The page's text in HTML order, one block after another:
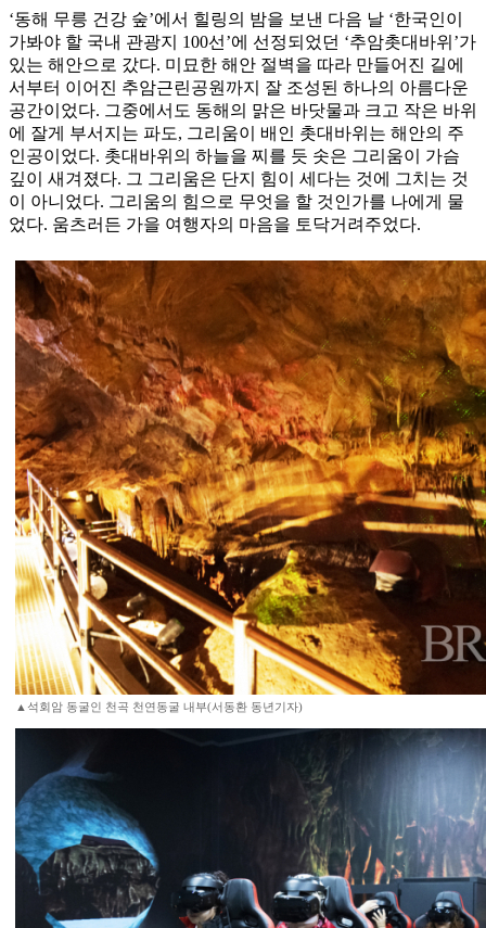
‘동해 무릉 건강 숲’에서 힐링의 밤을 보낸 다음 날 ‘한국인이
가봐야 할 국내 관광지 100선’에 선정되었던 ‘추암촛대바위’가
있는 해안으로 갔다. 미묘한 해안 절벽을 따라 만들어진 길에
서부터 이어진 추암근린공원까지 잘 조성된 하나의 아름다운
공간이었다. 그중에서도 동해의 맑은 바닷물과 크고 작은 바위
에 잘게 부서지는 파도, 그리움이 배인 촛대바위는 해안의 주
인공이었다. 촛대바위의 하늘을 찌를 듯 솟은 그리움이 가슴
깊이 새겨졌다. 그 그리움은 단지 힘이 세다는 것에 그치는 것
이 아니었다. 그리움의 힘으로 무엇을 할 것인가를 나에게 물
었다. 움츠러든 가을 여행자의 마음을 토닥거려주었다.
▲석회암 동굴인 천곡 천연동굴 내부(서동환 동년기자)